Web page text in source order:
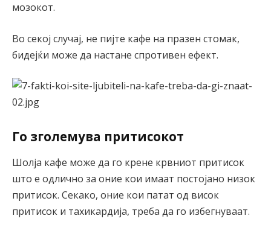
мозокот.
Во секој случај, не пијте кафе на празен стомак,
бидејќи може да настане спротивен ефект.
Го зголемува притисокот
Шолја кафе може да го крене крвниот притисок
што е одлично за оние кои имаат постојано низок
притисок. Секако, оние кои патат од висок
притисок и тахикардија, треба да го избегнуваат.